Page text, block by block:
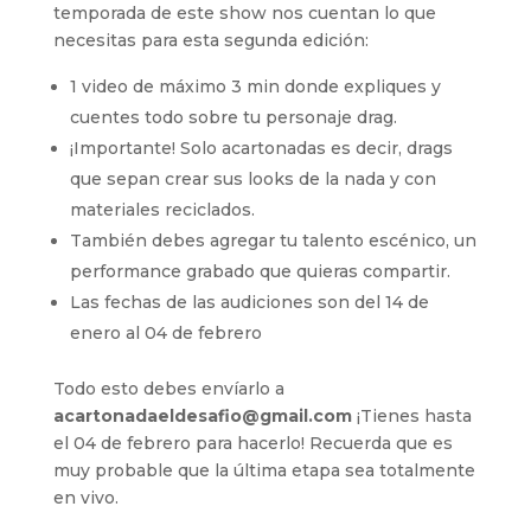
temporada de este show nos cuentan lo que
necesitas para esta segunda edición:
1 video de máximo 3 min donde expliques y
cuentes todo sobre tu personaje drag.
¡Importante! Solo acartonadas es decir, drags
que sepan crear sus looks de la nada y con
materiales reciclados.
También debes agregar tu talento escénico, un
performance grabado que quieras compartir.
Las fechas de las audiciones son del 14 de
enero al 04 de febrero
Todo esto debes envíarlo a
acartonadaeldesafio@gmail.com ¡Tienes hasta
el 04 de febrero para hacerlo! Recuerda que es
muy probable que la última etapa sea totalmente
en vivo.